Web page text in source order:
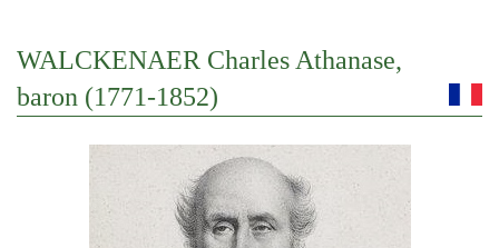
WALCKENAER Charles Athanase,
baron (1771-1852)